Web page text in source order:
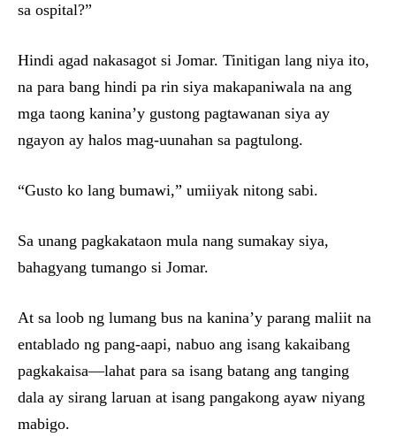
sa ospital?”
Hindi agad nakasagot si Jomar. Tinitigan lang niya ito,
na para bang hindi pa rin siya makapaniwala na ang
mga taong kanina’y gustong pagtawanan siya ay
ngayon ay halos mag-uunahan sa pagtulong.
“Gusto ko lang bumawi,” umiiyak nitong sabi.
Sa unang pagkakataon mula nang sumakay siya,
bahagyang tumango si Jomar.
At sa loob ng lumang bus na kanina’y parang maliit na
entablado ng pang-aapi, nabuo ang isang kakaibang
pagkakaisa—lahat para sa isang batang ang tanging
dala ay sirang laruan at isang pangakong ayaw niyang
mabigo.